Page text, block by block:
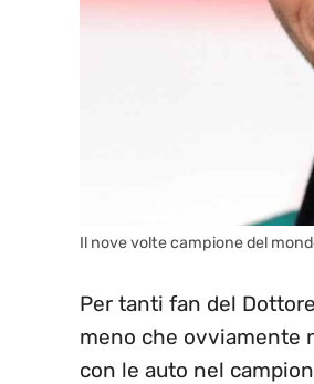
Il nove volte campione del
Per tanti fan del
meno che ovviamente
con le auto nel